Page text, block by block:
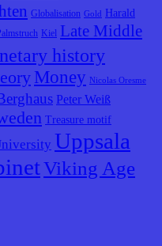
Globalisation Gold
Harald
Kiel Late Middle
history
Money Nicolas Oresme
Peter Weiß
Treasure motif
Uppsala
Viking Age